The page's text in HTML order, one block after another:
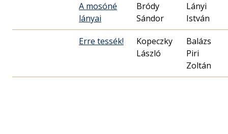
A mosóné
lányai
Bródy
Sándor
Lányi
István
Erre tessék!
Kopeczky
László
Balázs
Piri
Zoltán